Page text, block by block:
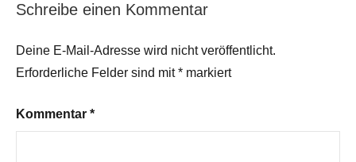
Schreibe einen Kommentar
Deine E-Mail-Adresse wird nicht veröffentlicht.
Erforderliche Felder sind mit* markiert
Kommentar *